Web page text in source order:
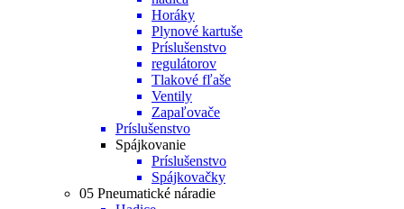
Horáky
Plynové kartuše
Príslušenstvo
regulátorov
Tlakové fľaše
Ventily
Zapaľovače
Príslušenstvo
Spájkovanie
Príslušenstvo
Spájkovačky
05 Pneumatické náradie